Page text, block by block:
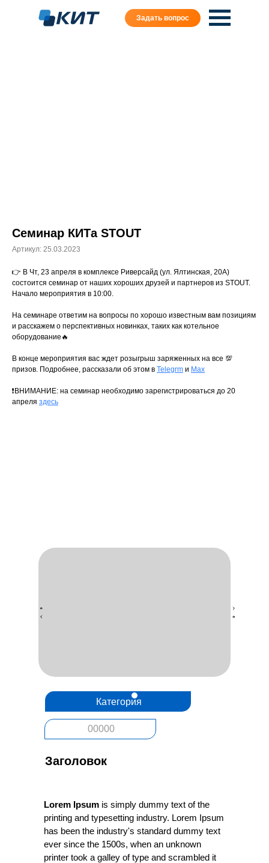
Задать вопрос
Семинар КИТа STOUT
Артикул: 25.03.2023
👉 В Чт, 23 апреля в комплексе Риверсайд (ул. Ялтинская, 20А)
состоится семинар от наших хороших друзей и партнеров из STOUT.
Начало мероприятия в 10:00.
На семинаре ответим на вопросы по хорошо известным вам позициям
и расскажем о перспективных новинках, таких как котельное
оборудование🔥
В конце мероприятия вас ждет розыгрыш заряженных на все 💯
призов. Подробнее, рассказали об этом в Telegrm и Max
❗️ВНИМАНИЕ: на семинар необходимо зарегистрироваться до 20
апреля здесь
Lorem Ipsum is simply dummy text of the
printing and typesetting industry. Lorem Ipsum
has been the industry's standard dummy text
ever since the 1500s, when an unknown
printer took a galley of type and scrambled it
00000
Категория
Заголовок